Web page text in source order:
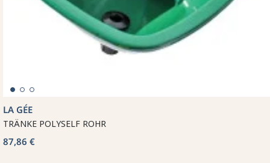
LA GÉE
TRÄNKE POLYSELF ROHR
87,86 €